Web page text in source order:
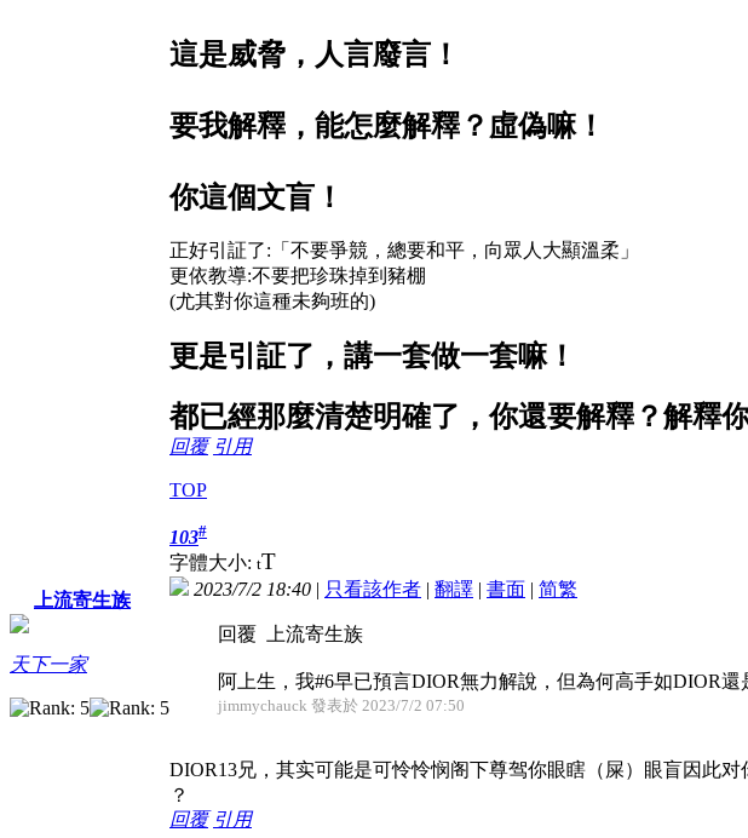
這是威脅，人言廢言！
要我解釋，能怎麼解釋？虛偽嘛！
你這個文盲！
正好引証了:「不要爭競，總要和平，向眾人大顯溫柔」
更依教導:不要把珍珠掉到豬棚
(尤其對你這種未夠班的)
更是引証了，講一套做一套嘛！
都已經那麼清楚明確了，你還要解釋？解釋
回覆 引用
TOP
上流寄生族
天下一家
103#
字體大小: tT
2023/7/2 18:40 | 只看該作者 | 翻譯 | 書面 | 简繁
回覆 上流寄生族
阿上生，我#6早已預言DIOR無力解說，但為何高手如DIOR
jimmychauck 發表於 2023/7/2 07:50
DIOR13兄，其实可能是可怜怜悯阁下尊驾你眼瞎（屎）眼盲因此
？
回覆 引用